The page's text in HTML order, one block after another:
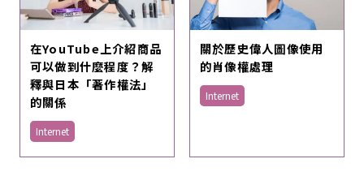
在YouTube上介紹商品
可以做到什麼程度？解
釋與日本「著作權法」
的關係
Internet
關於歷史偉人圖像使用
的肖像權處理
Internet